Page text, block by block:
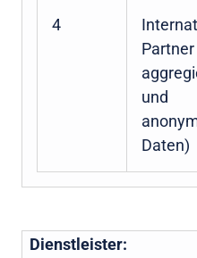
4
und
Daten)
Dienstleister: